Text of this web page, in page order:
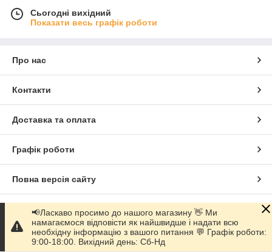
Сьогодні вихідний
Показати весь графік роботи
Про нас
Контакти
Доставка та оплата
Графік роботи
Повна версія сайту
Сайт створено на маркетплейсі
Політика конфіденційності
📢Ласкаво просимо до нашого магазину 👋 Ми
намагаємося відповісти як найшвидше і надати всю
необхідну інформацію з вашого питання 💬 Графік роботи:
9:00-18:00. Вихідний день: Сб-Нд